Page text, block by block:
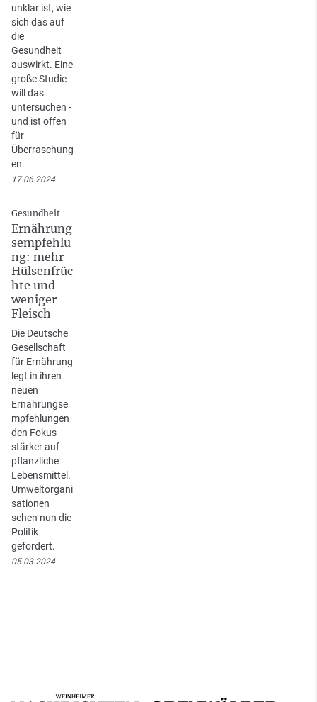
unklar ist, wie
sich das auf
die
Gesundheit
auswirkt. Eine
große Studie
will das
untersuchen -
und ist offen
für
Überraschung
en.
17.06.2024
Gesundheit
Ernährung
sempfehlu
ng: mehr
Hülsenfrüc
hte und
weniger
Fleisch
Die Deutsche
Gesellschaft
für Ernährung
legt in ihren
neuen
Ernährungse
mpfehlungen
den Fokus
stärker auf
pflanzliche
Lebensmittel.
Umweltorgani
sationen
sehen nun die
Politik
gefordert.
05.03.2024